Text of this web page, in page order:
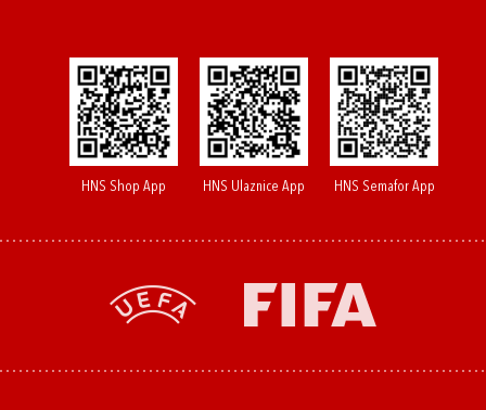
HNS Shop App HNS Ulaznice App HNS Semafor App